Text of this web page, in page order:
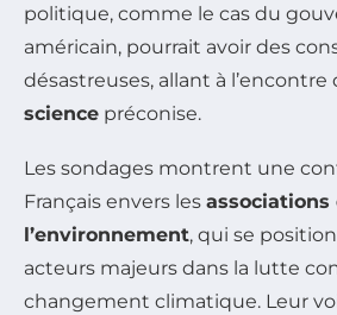
politique, comme le cas du
américain, pourrait avoir des
désastreuses, allant à l’encontre
science préconise.
Les sondages montrent une
Français envers les associations
l’environnement, qui se
acteurs majeurs dans la lutte
changement climatique. Leur